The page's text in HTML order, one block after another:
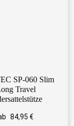
SP-060 Slim
Travel
84,95 €